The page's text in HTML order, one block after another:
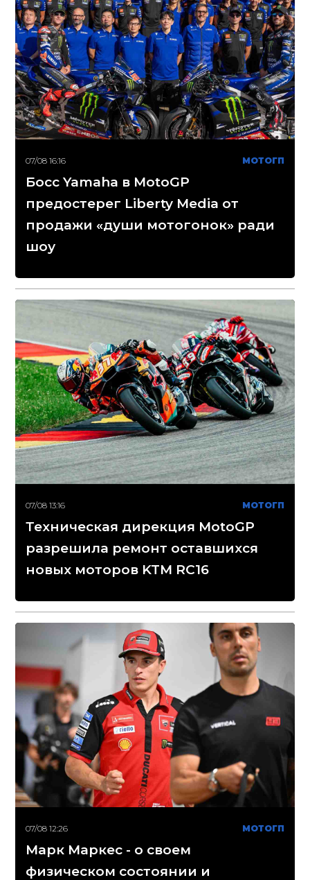
07/08 16:16 МОТОГП
Босс Yamaha в MotoGP
предостерег Liberty Media от
продажи «души мотогонок» ради
шоу
07/08 13:16 МОТОГП
Техническая дирекция MotoGP
разрешила ремонт оставшихся
новых моторов KTM RC16
07/08 12:26 МОТОГП
Марк Маркес - о своем
физическом состоянии и